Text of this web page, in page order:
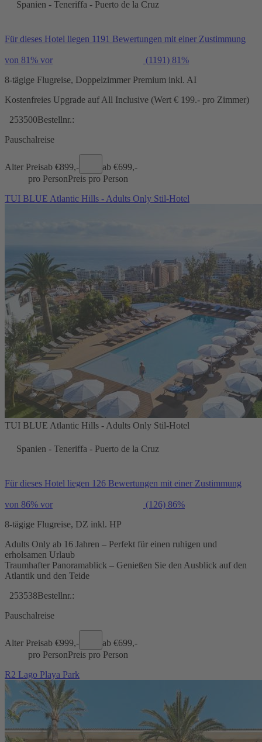
Spanien - Teneriffa - Puerto de la Cruz
Für dieses Hotel liegen 1191 Bewertungen mit einer Zustimmung
von 81% vor (1191) 81%
8-tägige Flugreise, Doppelzimmer Premium inkl. AI
Kostenfreies Upgrade auf All Inclusive (Wert € 199.- pro Zimmer)
253500Bestellnr.:
Pauschalreise
Alter Preisab €899,- ab €699,-
pro PersonPreis pro Person
TUI BLUE Atlantic Hills - Adults Only Stil-Hotel
TUI BLUE Atlantic Hills - Adults Only Stil-Hotel
Spanien - Teneriffa - Puerto de la Cruz
Für dieses Hotel liegen 126 Bewertungen mit einer Zustimmung
von 86% vor (126) 86%
8-tägige Flugreise, DZ inkl. HP
Adults Only ab 16 Jahren – Perfekt für einen ruhigen und
erholsamen Urlaub
Traumhafter Panoramablick – Genießen Sie den Ausblick auf den
Atlantik und den Teide
253538Bestellnr.:
Pauschalreise
Alter Preisab €999,- ab €699,-
pro PersonPreis pro Person
R2 Lago Playa Park